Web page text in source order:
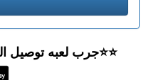
⭐️⭐جرب لعبه توصيل